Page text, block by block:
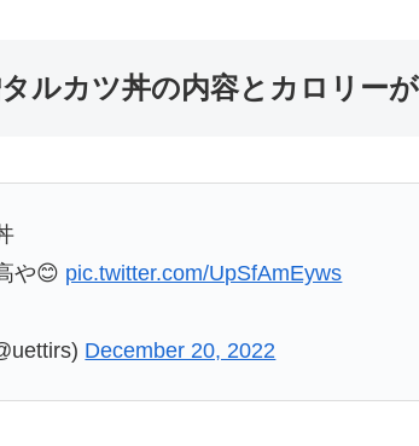
ルカツ丼の内容とカロリー
や😊 pic.twitter.com/UpSfAmEyws
December 20, 2022